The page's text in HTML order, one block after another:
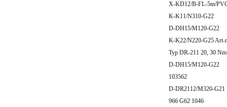
X-KD12/B-FL-5m/
K-K11/N310-G22
D-DH15/M120-G22
K-K22/N220-G25 Art-
Typ DR-211 20, 30
D-DH15/M120-G22
103562
D-DR2112/M320-G21
966 G62 1046